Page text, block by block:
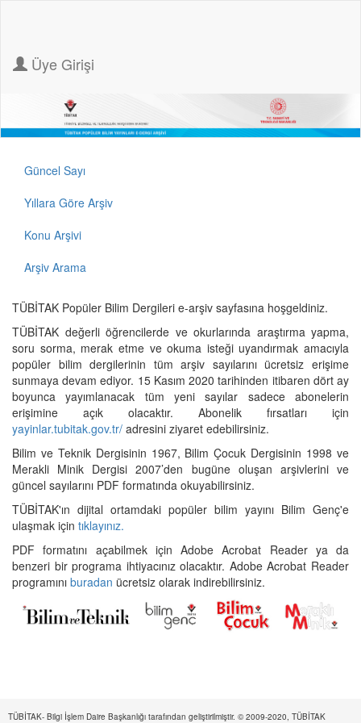
Üye Girişi
Güncel Sayı
Yıllara Göre Arşiv
Konu Arşivi
Arşiv Arama
TÜBİTAK Popüler Bilim Dergileri e-arşiv sayfasına hoşgeldiniz.
TÜBİTAK değerli öğrencilerde ve okurlarında araştırma yapma,
soru sorma, merak etme ve okuma isteği uyandırmak amacıyla
popüler bilim dergilerinin tüm arşiv sayılarını ücretsiz erişime
sunmaya devam ediyor. 15 Kasım 2020 tarihinden itibaren dört ay
boyunca yayımlanacak tüm yeni sayılar sadece abonelerin
erişimine açık olacaktır. Abonelik fırsatları için
yayinlar.tubitak.gov.tr/ adresini ziyaret edebilirsiniz.
Bilim ve Teknik Dergisinin 1967, Bilim Çocuk Dergisinin 1998 ve
Merakli Minik Dergisi 2007’den bugüne oluşan arşivlerini ve
güncel sayılarını PDF formatında okuyabilirsiniz.
TÜBİTAK'ın dijital ortamdaki popüler bilim yayını Bilim Genç'e
ulaşmak için tıklayınız.
PDF formatını açabilmek için Adobe Acrobat Reader ya da
benzeri bir programa ihtiyacınız olacaktır. Adobe Acrobat Reader
programını buradan ücretsiz olarak indirebilirsiniz.
TÜBİTAK- Bilgi İşlem Daire Başkanlığı tarafından geliştirilmiştir. © 2009-2020, TÜBİTAK